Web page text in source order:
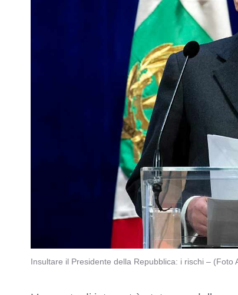
Insultare il Presidente della Repubblica: i rischi – (Foto